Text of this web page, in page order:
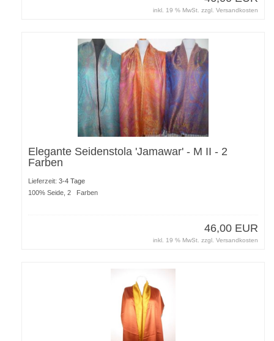
inkl. 19 % MwSt. zzgl. Versandkosten
Elegante Seidenstola 'Jamawar' - M II - 2
Farben
Lieferzeit: 3-4 Tage
100% Seide, 2 Farben
46,00 EUR
inkl. 19 % MwSt. zzgl. Versandkosten